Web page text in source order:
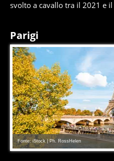
svolto a cavallo tra il 2021 e
Parigi
Fonte: iStock | Ph. RossHelen